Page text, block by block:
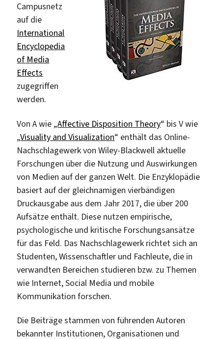
Campusnetz
auf die
International
Encyclopedia
of Media
Effects
zugegriffen
werden.
Von A wie „Affective Disposition Theory“ bis V wie
„Visuality and Visualization“ enthält das Online-
Nachschlagewerk von Wiley-Blackwell aktuelle
Forschungen über die Nutzung und Auswirkungen
von Medien auf der ganzen Welt. Die Enzyklopädie
basiert auf der gleichnamigen vierbändigen
Druckausgabe aus dem Jahr 2017, die über 200
Aufsätze enthält. Diese nutzen empirische,
psychologische und kritische Forschungsansätze
für das Feld. Das Nachschlagewerk richtet sich an
Studenten, Wissenschaftler und Fachleute, die in
verwandten Bereichen studieren bzw. zu Themen
wie Internet, Social Media und mobile
Kommunikation forschen.
Die Beiträge stammen von führenden Autoren
bekannter Institutionen, Organisationen und